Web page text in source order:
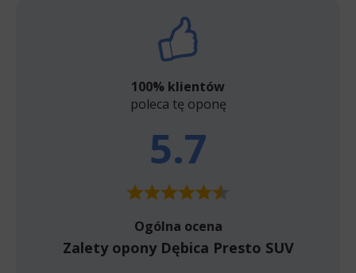
100% klientów
poleca tę oponę
5.7
Ogólna ocena
Zalety opony Dębica Presto SUV